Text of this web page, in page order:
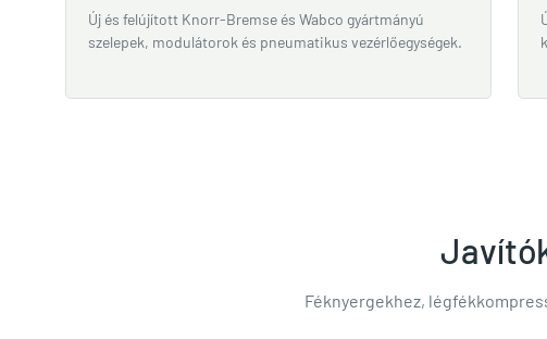
Új és felújított Knorr-Bremse és Wabco gyártmányú
szelepek, modulátorok és pneumatikus vezérlőegységek.
Féknyergekhez,